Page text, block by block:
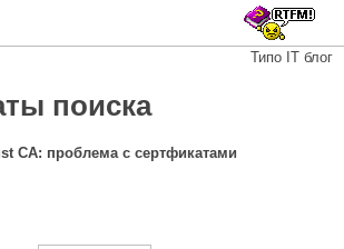
Типо IT блог
поиска
CA: проблема с сертфикатами